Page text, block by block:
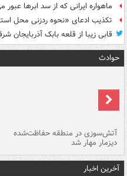
ماهواره ایرانی که از سد ابرها عبور
تکذیب ادعای «نحوه ردزنی محل
قابی زیبا از قلعه بابک آذربایجان
حوادث
آتش‌سوزی در منطقه حفاظت‌شده
دیزمار مهار شد
آخرین اخبار